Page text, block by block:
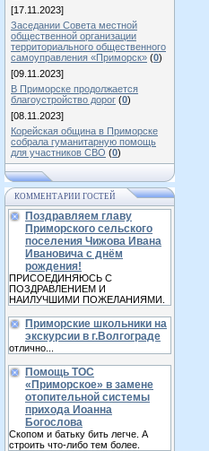
[17.11.2023]
Заседании Совета местной
общественной организации
территориального общественного
самоуправления «Приморск» (0)
[09.11.2023]
В Приморске продолжается
благоустройство дорог (0)
[08.11.2023]
Корейская община в Приморске
собрала гуманитарную помощь
для участников СВО (0)
КОММЕНТАРИИ ГОСТЕЙ
Поздравляем главу
Приморского сельского
поселения Чижова Ивана
Ивановича с днём
рождения!
ПРИСОЕДИНЯЮСЬ С
ПОЗДРАВЛЕНИЕМ И
НАИЛУЧШИМИ ПОЖЕЛАНИЯМИ.
Приморские школьники на
экскурсии в г.Волгограде
отлично...
Помощь ТОС
«Приморское» в замене
отопительной системы
прихода Иоанна
Богослова
Скопом и батьку бить легче. А
строить что-либо тем более.